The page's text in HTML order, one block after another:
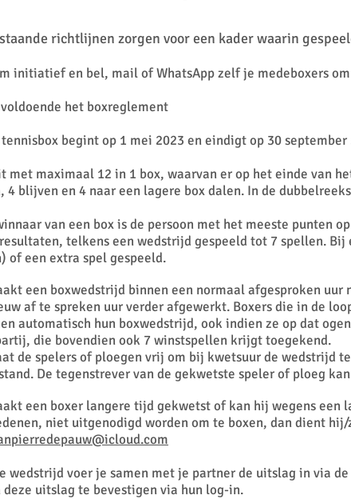
richtlijnen zorgen voor een kader waarin
initiatief en bel, mail of WhatsApp zelf je medeboxers
het boxreglement
tennisbox begint op 1 mei 2023 en eindigt op 30 september
met maximaal 12 in 1 box, waarvan er op het einde van
4 blijven en 4 naar een lagere box dalen. In de
van een box is de persoon met het meeste punten
telkens een wedstrijd gespeeld tot 7 spellen.
of een extra spel gespeeld.
een boxwedstrijd binnen een normaal afgesproken
af te spreken uur verder afgewerkt. Boxers die in de
automatisch hun boxwedstrijd, ook indien ze op dat
die bovendien ook 7 winstspellen krijgt toegekend.
de spelers of ploegen vrij om bij kwetsuur de wedstrijd
De tegenstrever van de gekwetste speler of ploeg
een boxer langere tijd gekwetst of kan hij wegens
niet uitgenodigd worden om te boxen, dan dient
wedstrijd voer je samen met je partner de uitslag in via de
deze uitslag te bevestigen via hun log-in.